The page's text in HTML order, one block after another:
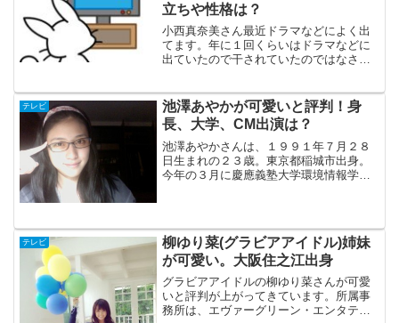
立ちや性格は？
小西真奈美さん最近ドラマなどによく出
てます。年に１回くらいはドラマなどに
出ていたので干されていたのではなさそ
上京。性格は本人によると大雑把な性格
だとか。
テレビ
池澤あやかが可愛いと評判！身
長、大学、CM出演は？
池澤あやかさんは、１９９１年７月２８
日生まれの２３歳。東京都稲城市出身。
今年の３月に慶應義塾大学環境情報学部
テレビ
柳ゆり菜(グラビアアイドル)姉妹
が可愛い。大阪住之江出身
グラビアアイドルの柳ゆり菜さんが可愛
いと評判が上がってきています。所属事
務所は、エヴァーグリーン・エンタテイ